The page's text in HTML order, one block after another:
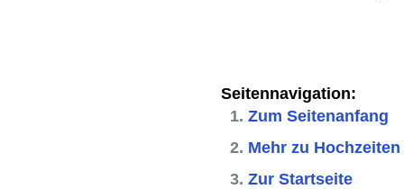
Seitennavigation:
Zum Seitenanfang
Mehr zu Hochzeiten
Zur Startseite